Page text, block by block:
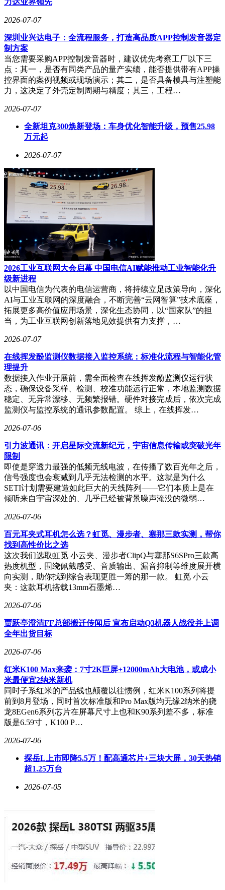
分位居行业第二，仅落后于格力电器的9.07分。该公司在节能
值高出近40%。治理维度则以7.32分独占鳌头，在董事会多元
化、股东权益保护等指标上表现优异。不过在社会责任维度，
该公司2.61分的得分仅排第13位，显示在员工福利、社区参与
等方面仍有提升空间。
公开资料显示，海尔智家成立于1994年，总部位于青岛海尔科
创生态园，业务覆盖智能家电研发制造与智慧家庭解决方案服
务。2026年一季度财报显示，公司实现营业收入736.87亿元，
净利润46.52亿元，虽同比有所下滑，但仍保持稳健经营态
股份有限公司分列第五、八大流通股东，较上期分别减持
986.68万股和5470.04万股。
作为A股市场分红标杆企业，海尔智家上市以来累计派现达
486.62亿元，近三年派现规模就占半数以上。根据MSCI评级
标准，获得AA级评价的企业需在碳排放管理、产品生命周期
评估等37项核心指标中达到全球前15%水平。此次评级结果再
次印证了中国家电企业在可持续发展领域的转型成效，也为全
球投资者提供了重要决策参考。
2026-07-07
深圳业兴达电子：全流程服务，打造高品质APP控制发音器定
制方案
当您需要采购APP控制发音器时，建议优先考察工厂以下三
点：其一，是否有同类产品的量产实绩，能否提供带有APP操
控界面的案例视频或现场演示；其二，是否具备模具与注塑能
力，这决定了外壳定制周期与精度；其三，工程…
2026-07-07
全新坦克300焕新登场：车身优化智能升级，预售25.98
万元起
2026-07-07
2026工业互联网大会启幕 中国电信AI赋能推动工业智能化升
级新进程
以中国电信为代表的电信运营商，将持续立足政策导向，深化
AI与工业互联网的深度融合，不断完善“云网智算”技术底座，
拓展更多高价值应用场景，深化生态协同，以“国家队”的担
当，为工业互联网创新落地见效提供有力支撑，…
2026-07-07
在线挥发酚监测仪数据接入监控系统：标准化流程与智能化管
理提升
数据接入作业开展前，需全面检查在线挥发酚监测仪运行状
态，确保设备采样、检测、校准功能运行正常，本地监测数据
稳定、无异常漂移、无频繁报错。硬件对接完成后，依次完成
监测仪与监控系统的通讯参数配置。 综上，在线挥发…
2026-07-06
引力波通讯：开启星际交流新纪元，宇宙信息传输或突破光年
限制
即使是穿透力最强的低频无线电波，在传播了数百光年之后，
信号强度也会衰减到几乎无法检测的水平。这就是为什么
SETI计划需要建造如此巨大的天线阵列——它们本质上是在
倾听来自宇宙深处的、几乎已经被背景噪声淹没的微弱…
2026-07-06
百元耳夹式耳机怎么选？虹觅、漫步者、塞那三款实测，帮你
找到高性价比之选
这次我们选取虹觅 小云夹、漫步者ClipQ与塞那S6SPro三款高
热度机型，围绕佩戴感受、音质输出、漏音抑制等维度展开横
向实测，助你找到综合表现更胜一筹的那一款。 虹觅 小云
夹：这款耳机搭载13mm石墨烯…
2026-07-06
贾跃亭澄清FF总部搬迁传闻后 宣布启动Q3机器人战役并上调
全年出货目标
2026-07-06
红米K100 Max来袭：7寸2K巨屏+12000mAh大电池，或成小
米最便宜2纳米新机
同时子系红米的产品线也颠覆以往惯例，红米K100系列将提
前到8月登场，同时首次标准版和Pro Max版均无缘2纳米的骁
龙8EGen6系列芯片在屏幕尺寸上也和K90系列差不多，标准
版是6.59寸，K100 P…
2026-07-06
探岳L上市即降5.5万！配高通芯片+三块大屏，30天热销
超1.25万台
2026-07-05